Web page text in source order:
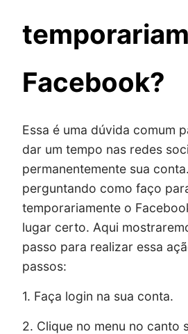
Facebook?
Essa é uma dúvida comum
dar um tempo nas redes
permanentemente sua
perguntando como faço
temporariamente o
lugar certo. Aqui
passo para realizar essa
passos:
1. Faça login na sua conta.
2. Clique no menu no canto